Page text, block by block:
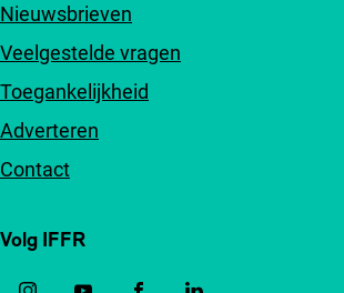
Nieuwsbrieven
Veelgestelde vragen
Toegankelijkheid
Adverteren
Contact
Volg IFFR